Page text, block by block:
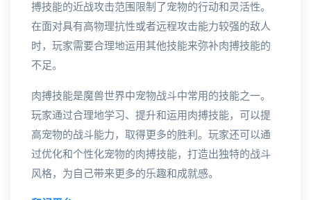
搏技能的近战攻击范围限制了宠物的行动和灵活性。
在面对具有高物理抗性或者远程攻击能力较强的敌人
时，玩家需要合理地运用其他技能来弥补肉搏技能的
不足。
肉搏技能是魔兽世界中宠物战斗中常用的技能之一。
玩家通过合理地学习、提升和运用肉搏技能，可以提
高宠物的战斗能力，取得更多的胜利。玩家还可以通
过优化和个性化宠物的肉搏技能，打造出独特的战斗
风格，为自己带来更多的乐趣和成就感。